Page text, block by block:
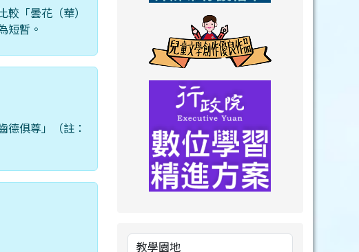
「曇花（華）
短暫。
德俱尊」（註：
link to https://www.youtube.com/